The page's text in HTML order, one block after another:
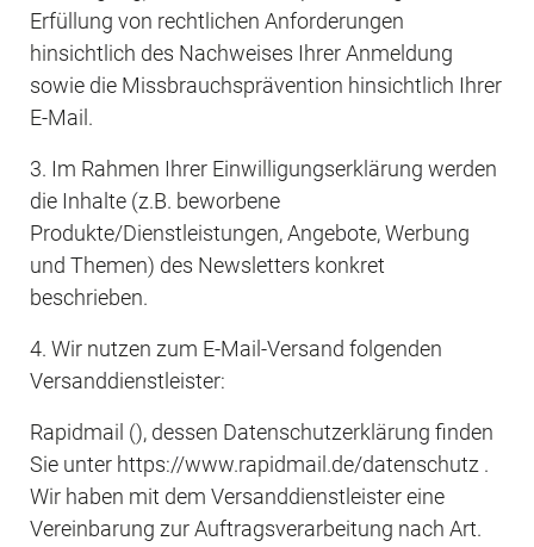
Erfüllung von rechtlichen Anforderungen
hinsichtlich des Nachweises Ihrer Anmeldung
sowie die Missbrauchsprävention hinsichtlich Ihrer
E-Mail.
3. Im Rahmen Ihrer Einwilligungserklärung werden
die Inhalte (z.B. beworbene
Produkte/Dienstleistungen, Angebote, Werbung
und Themen) des Newsletters konkret
beschrieben.
4. Wir nutzen zum E-Mail-Versand folgenden
Versanddienstleister:
Rapidmail (), dessen Datenschutzerklärung finden
Sie unter https://www.rapidmail.de/datenschutz .
Wir haben mit dem Versanddienstleister eine
Vereinbarung zur Auftragsverarbeitung nach Art.